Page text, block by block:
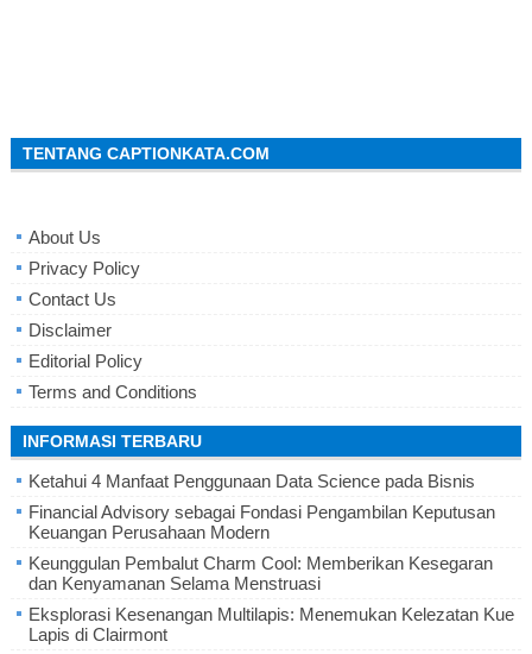
TENTANG CAPTIONKATA.COM
About Us
Privacy Policy
Contact Us
Disclaimer
Editorial Policy
Terms and Conditions
INFORMASI TERBARU
Ketahui 4 Manfaat Penggunaan Data Science pada Bisnis
Financial Advisory sebagai Fondasi Pengambilan Keputusan
Keuangan Perusahaan Modern
Keunggulan Pembalut Charm Cool: Memberikan Kesegaran
dan Kenyamanan Selama Menstruasi
Eksplorasi Kesenangan Multilapis: Menemukan Kelezatan Kue
Lapis di Clairmont